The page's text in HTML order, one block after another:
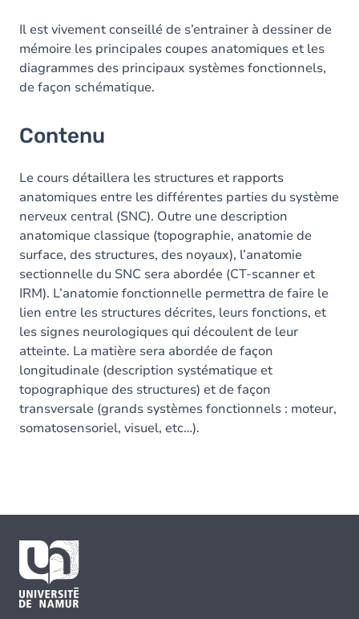
Il est vivement conseillé de s’entrainer à dessiner de
mémoire les principales coupes anatomiques et les
diagrammes des principaux systèmes fonctionnels,
de façon schématique.
Contenu
Le cours détaillera les structures et rapports
anatomiques entre les différentes parties du système
nerveux central (SNC). Outre une description
anatomique classique (topographie, anatomie de
surface, des structures, des noyaux), l’anatomie
sectionnelle du SNC sera abordée (CT-scanner et
IRM). L’anatomie fonctionnelle permettra de faire le
lien entre les structures décrites, leurs fonctions, et
les signes neurologiques qui découlent de leur
atteinte. La matière sera abordée de façon
longitudinale (description systématique et
topographique des structures) et de façon
transversale (grands systèmes fonctionnels : moteur,
somatosensoriel, visuel, etc…).